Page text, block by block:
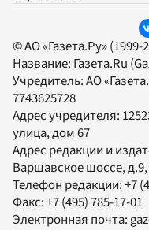
© АО «Газета.Ру»
Название: Газета.Ru
Учредитель:АО
7743625728
Адрес учредителя:
улица, дом 67
Адрес редакции и
Варшавское шоссе,
Телефон редакции:+7
Факс:+7 (495) 785-17-01
Электронная почта: